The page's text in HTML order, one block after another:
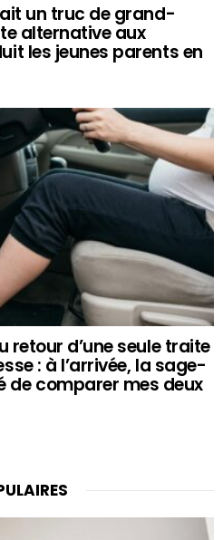
un truc de grand-
alternative aux
les jeunes parents en
retour d’une seule traite
: à l’arrivée, la sage-
de comparer mes deux